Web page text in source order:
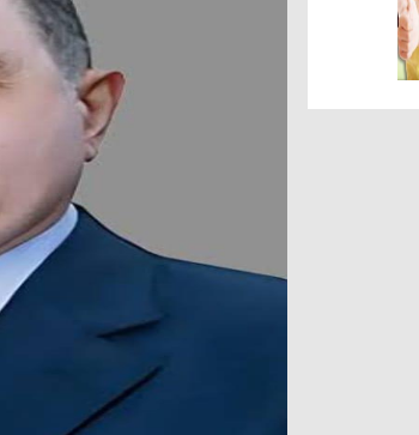
الوحدة المحلية بالحامول تستعين بسيارات
ضبط عاطل وسيدة أثناء تعاطيهما المخدرات
جرة قلم تهدد التحول الرقمي ... أصحاب محطات